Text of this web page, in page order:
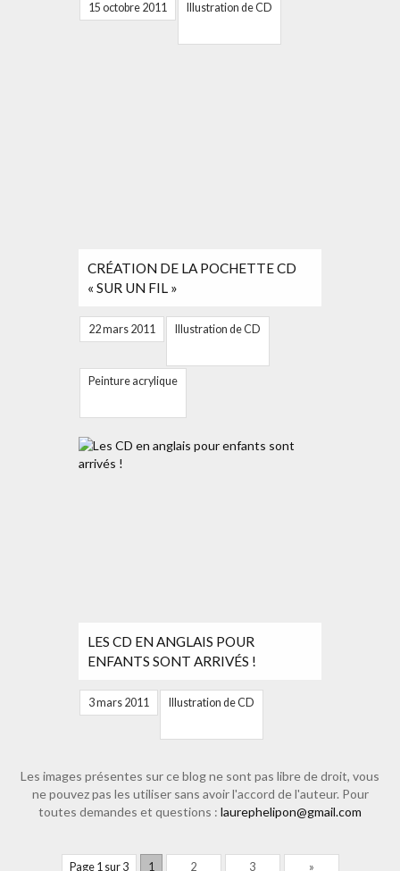
15 octobre 2011 Illustration de CD
CRÉATION DE LA POCHETTE CD
« SUR UN FIL »
22 mars 2011 Illustration de CD
Peinture acrylique
LES CD EN ANGLAIS POUR
ENFANTS SONT ARRIVÉS !
3 mars 2011 Illustration de CD
Les images présentes sur ce blog ne sont pas libre de droit, vous
ne pouvez pas les utiliser sans avoir l'accord de l'auteur. Pour
toutes demandes et questions : laurephelipon@gmail.com
Page 1 sur 3 1 2 3 »